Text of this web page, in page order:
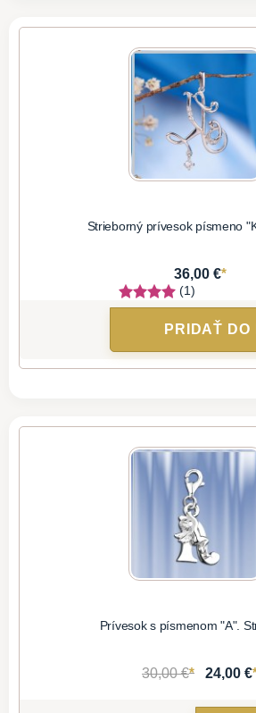
Strieborný prívesok písmeno
36,00 €*
(1)
PRIDAŤ DO
Prívesok s písmenom "A".
30,00 €* 24,00 €